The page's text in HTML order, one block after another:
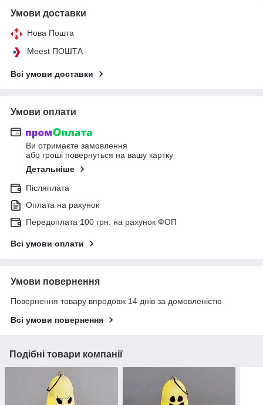
Умови доставки
Нова Пошта
Meest ПОШТА
Всі умови доставки
Умови оплати
Ви отримаєте замовлення
або гроші повернуться на вашу картку
Детальніше
Післяплата
Оплата на рахунок
Передоплата 100 грн. на рахунок ФОП
Всі умови оплати
Умови повернення
Повернення товару впродовж 14 днів за домовленістю
Всі умови повернення
Подібні товари компанії